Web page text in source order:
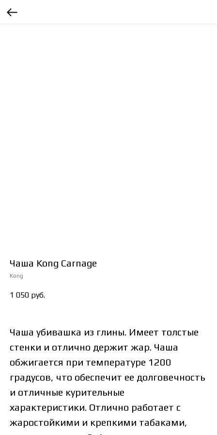
Чаша Kong Carnage
Kong
1 050 руб.
Чаша убивашка из глины. Имеет толстые
стенки и отлично держит жар. Чаша
обжигается при температуре 1200
градусов, что обеспечит ее долговечность
и отличные курительные
характеристики. Отлично работает с
жаростойкими и крепкими табаками,